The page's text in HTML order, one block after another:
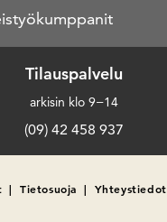
Tilauspalvelu
arkisin klo 9−14
(09) 42 458 937
| Tietosuoja | Yhteystiedot